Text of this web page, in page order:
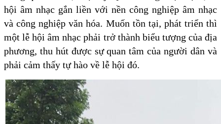
hội âm nhạc gắn liền với nền công nghiệp âm nhạc
và công nghiệp văn hóa. Muốn tồn tại, phát triển thì
một lễ hội âm nhạc phải trở thành biểu tượng của địa
phương, thu hút được sự quan tâm của người dân và
phải cảm thấy tự hào về lễ hội đó.